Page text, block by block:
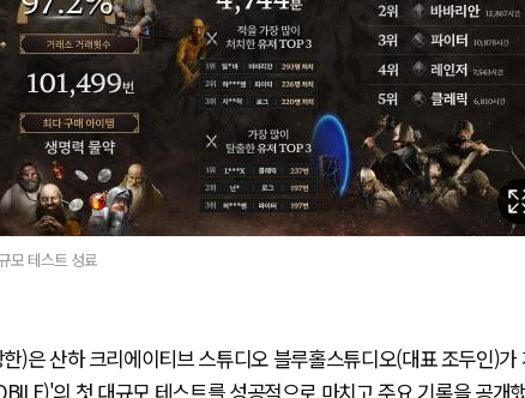
모 테스트 성료
)은 산하 크리에이티브 스튜디오 블루홀스튜디오(대표 조두인)가
의 첫 대규모 테스트를 성공적으로 마치고 주요 기록을 공개